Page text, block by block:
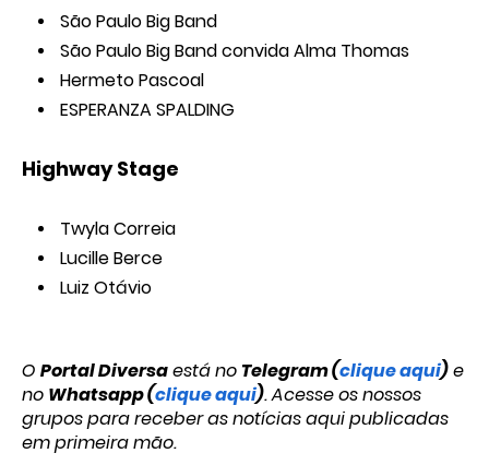
São Paulo Big Band
São Paulo Big Band convida Alma Thomas
Hermeto Pascoal
ESPERANZA SPALDING
Highway Stage
Twyla Correia
Lucille Berce
Luiz Otávio
O Portal Diversaestá no Telegram (clique aqui)e
no Whatsapp (clique aqui). Acesse os nossos
grupos para receber as notícias aqui publicadas
em primeira mão.